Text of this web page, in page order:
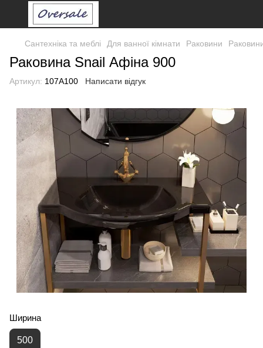
Сантехніка та меблі Для ванної кімнати Раковини
Раковина Snail Афіна 900
Артикул: 107A100 Написати відгук
Ширина
500